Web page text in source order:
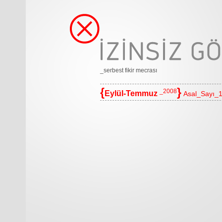
_serbest fikir mecrası
{Eylül-Temmuz _2008}